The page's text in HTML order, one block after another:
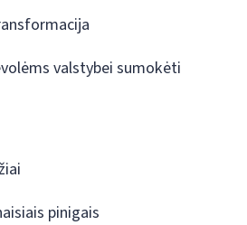
valstybei sumokėti
pinigais